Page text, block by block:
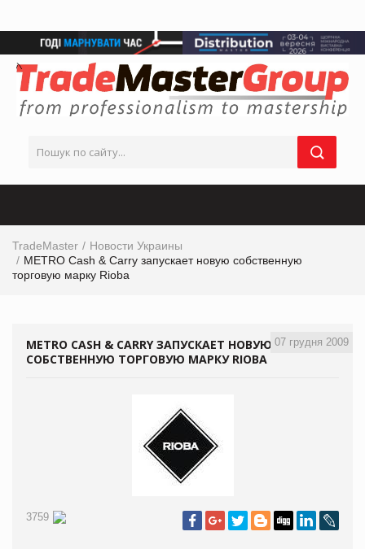
TradeMaster
Новости Украины
METRO Cash & Carry запускает новую собственную
торговую марку Rioba
07 грудня 2009
METRO CASH & CARRY ЗАПУСКАЕТ НОВУЮ
СОБСТВЕННУЮ ТОРГОВУЮ МАРКУ RIOBA
3759